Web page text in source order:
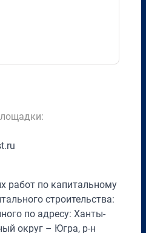
работ по капитальному
строительства:
по адресу: Ханты-
округ – Югра, р-н